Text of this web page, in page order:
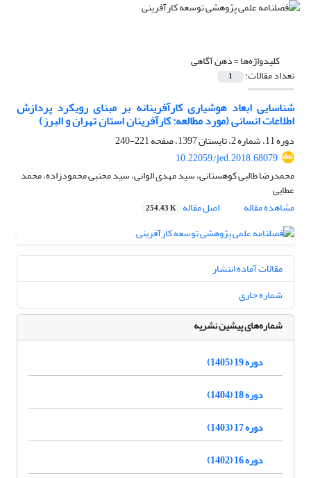
کلیدواژه‌ها =ذهن آگاهی
تعداد مقالات: 1
شناسایی ابعاد هوشیاری کارآفرینانه بر مبنای رویکرد پردازش
اطلاعات انسانی (مورد مطالعه: کارآفرینان استان تهران و البرز)
دوره 11، شماره 2، تابستان 1397، صفحه
221-240
10.22059/jed.2018.68079
محمدرضا طالبی کوهستانی، سید مهدی الوانی، سید محتبی محمودزاده، محمد
عطایی
مشاهده مقاله
اصل مقاله 254.43 K
مقالات آماده انتشار
شماره جاری
شماره‌های پیشین نشریه
دوره 19 (1405)
دوره 18 (1404)
دوره 17 (1403)
دوره 16 (1402)